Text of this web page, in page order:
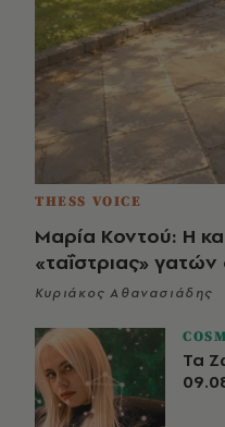
THESS VOICE
Μαρία Κοντού: Η
«ταΐστριας»
Κυριάκος Αθανασιάδης
Τα